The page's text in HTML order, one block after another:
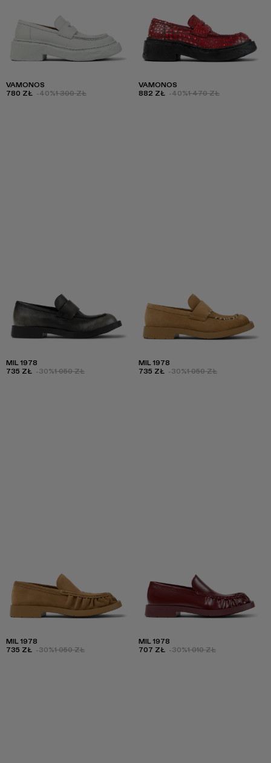
VAMONOS
780 ZŁ -40%1 300 ZŁ
VAMONOS
882 ZŁ -40%1 470 ZŁ
MIL 1978
735 ZŁ -30%1 050 ZŁ
MIL 1978
735 ZŁ -30%1 050 ZŁ
MIL 1978
735 ZŁ -30%1 050 ZŁ
MIL 1978
707 ZŁ -30%1 010 ZŁ